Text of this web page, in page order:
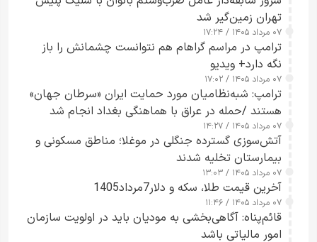
تهران زمین‌گیر شد
۰۷ مرداد ۱۴۰۵ / ۱۷:۲۴
ترامپ در مراسم گراهام هم نتوانست چشمانش را باز
نگه دارد+ ویدیو
۰۷ مرداد ۱۴۰۵ / ۱۷:۰۲
ترامپ: شبه‌نظامیان مورد حمایت ایران «سرطان جهان»
هستند /حمله در عراق با هماهنگی بغداد انجام شد
۰۷ مرداد ۱۴۰۵ / ۱۴:۲۷
آتش‌سوزی گسترده جنگلی در موغلا؛ مناطق مسکونی و
بیمارستان تخلیه شدند
۰۷ مرداد ۱۴۰۵ / ۱۳:۰۳
آخرین قیمت طلا، سکه و دلار7مرداد1405
۰۷ مرداد ۱۴۰۵ / ۱۱:۴۶
قائم‌پناه: آگاهی‌بخشی به مودیان باید در اولویت سازمان
امور مالیاتی باشد